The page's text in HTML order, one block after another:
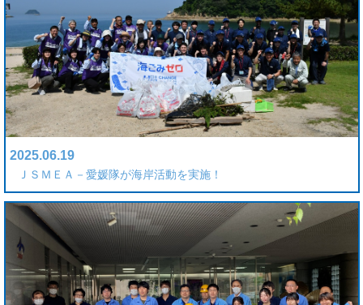
2025.06.19
ＪＳＭＥＡ－愛媛隊が海岸活動を実施！